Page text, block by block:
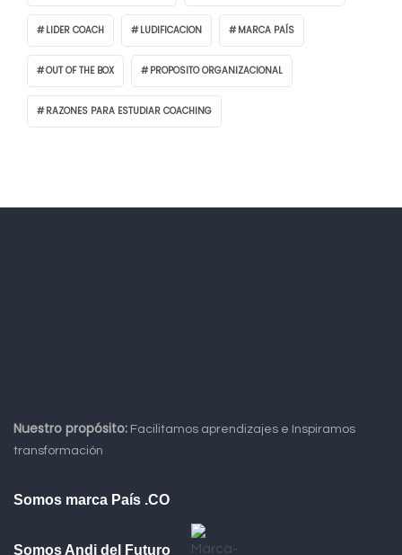
LIDER COACH LUDIFICACION MARCA PAÍS
OUT OF THE BOX PROPOSITO ORGANIZACIONAL
RAZONES PARA ESTUDIAR COACHING
Nuestro propósito: Facilitamos aprendizajes e Inspiramos
transformación
Somos marca País .CO
Somos Andi del Futuro